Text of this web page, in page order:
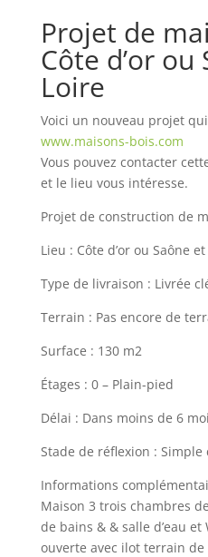
Projet de
Côte d’or ou
Loire
Voici un nouveau projet
www.maisons-bois.com
Vous pouvez contacter
et le lieu vous intéresse.
Projet de construction de
Lieu : Côte d’or ou Saône
Type de livraison : Livrée
Terrain : Pas encore de
Surface : 130 m2
Étages : 0 – Plain-pied
Délai : Dans moins de 6
Stade de réflexion : Simple
Informations
Maison 3 trois chambres
de bains & & salle d’eau
ouverte avec ilot terrain